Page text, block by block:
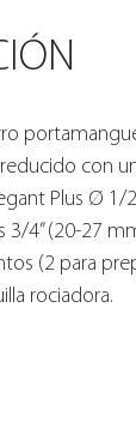
con
Plus Ø
4” (20-27
(2 para
rociadora.